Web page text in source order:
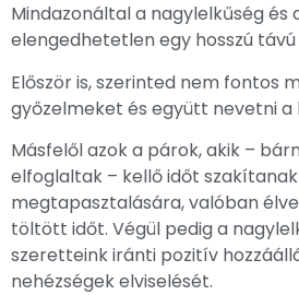
Mindazonáltal a nagylelkűség és
elengedhetetlen egy hosszú
Először is, szerinted nem fontos
győzelmeket és együtt nevetni a
Másfelől azok a párok, akik –
elfoglaltak – kellő időt
megtapasztalására, valóban
töltött időt. Végül pedig a
szeretteink iránti pozitív
nehézségek elviselését.